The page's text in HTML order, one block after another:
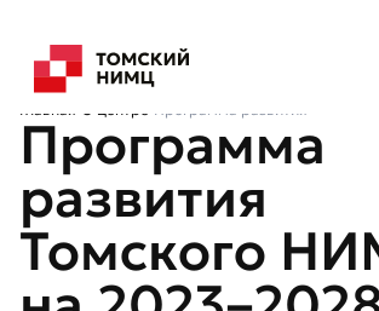
Главная О центре Программа развития
Программа
развития
Томского